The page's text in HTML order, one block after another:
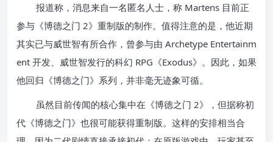
报道称，消息来自一名匿名人士，称 Martens 目前正
参与《博德之门 2》重制版的制作。值得注意的是，他近期
其实已与威世智有所合作，曾参与由 Archetype Entertainm
ent 开发、威世智发行的科幻 RPG《Exodus》。因此，如果
他回归《博德之门》系列，并非毫无迹象可循。
虽然目前传闻的核心集中在《博德之门 2》，但据称初
代《博德之门》也很可能获得重制版。这样的安排相当合